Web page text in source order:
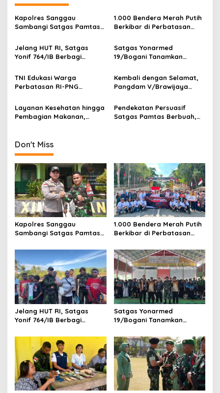
v
i
a
i
o
n
Kapolres Sanggau
Sambangi Satgas Pamtas
Perkuat Soliditas TNI-Polri
di Perbatasan
1.000 Bendera Merah Putih
Berkibar di Perbatasan
Jelang HUT RI, Satgas
Yonif 764/IB Berbagi
Satgas Yonarmed
19/Bogani Tanamkan
Perbatasan
TNI Edukasi Warga
Perbatasan RI-PNG
Perkuat Kesadaran Cegah
Penyakit
Kembali dengan Selamat,
Pangdam V/Brawijaya
Satgas Yonif 521/DY di
Perbatasan RI-PNG
Layanan Kesehatan hingga
Pembagian Makanan,
Warga Perbatasan Papua
Pendekatan Persuasif
Satgas Pamtas Berbuah,
Don't Miss
Kapolres Sanggau
Sambangi Satgas Pamtas
Perkuat Soliditas TNI-Polri
di Perbatasan
1.000 Bendera Merah Putih
Berkibar di Perbatasan
Jelang HUT RI, Satgas
Yonif 764/IB Berbagi
Satgas Yonarmed
19/Bogani Tanamkan
Perbatasan